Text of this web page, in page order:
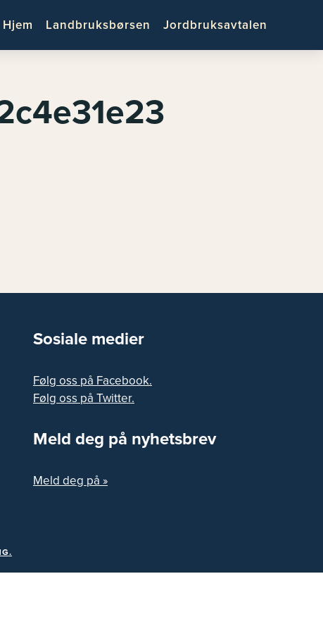
Hjem Landbruksbørsen Jordbruksavtalen
Sosiale medier
Følg oss på Facebook.
Følg oss på Twitter.
Meld deg på nyhetsbrev
Meld deg på »